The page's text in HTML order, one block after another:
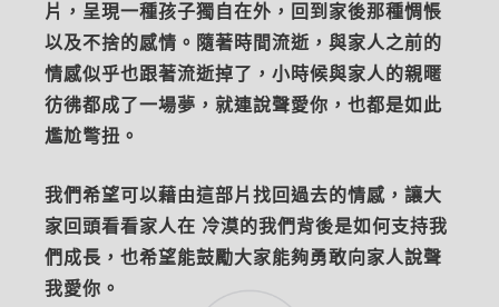
片，呈現⼀種孩子獨自在外，回到家後那種惆悵
以及不捨的感情。隨著時間流逝，與家人之前的
情感似乎也跟著流逝掉了，小時候與家⼈的親暱
彷彿都成了⼀場夢，就連說聲愛你，也都是如此
尷尬彆扭。
我們希望可以藉由這部片找回過去的情感，讓大
家回頭看看家⼈在 冷漠的我們背後是如何支持我
們成長，也希望能鼓勵大家能夠勇敢向家人說聲
我愛你。